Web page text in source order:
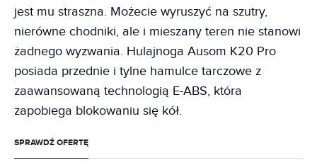
jest mu straszna. Możecie wyruszyć na szutry,
nierówne chodniki, ale i mieszany teren nie stanowi
żadnego wyzwania. Hulajnoga Ausom K20 Pro
posiada przednie i tylne hamulce tarczowe z
zaawansowaną technologią E-ABS, która
zapobiega blokowaniu się kół.
SPRAWDŹ OFERTĘ